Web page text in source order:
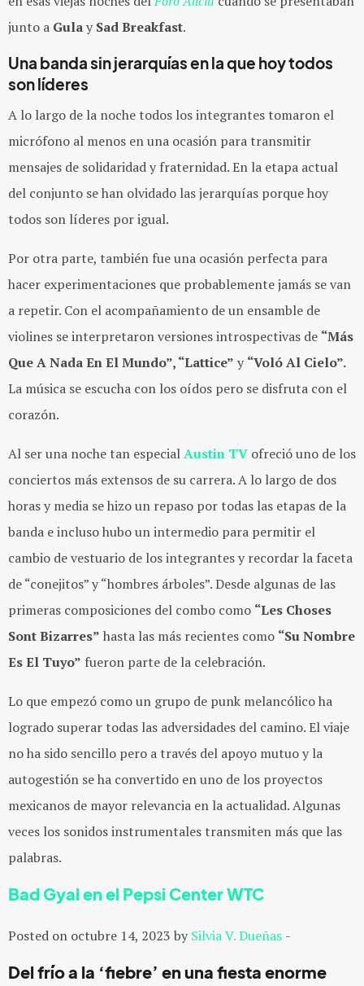
junto a Gulay Sad Breakfast.
Una banda sin jerarquías en la que hoy todos
son líderes
A lo largo de la noche todos los integrantes tomaron el
micrófono al menos en una ocasión para transmitir
mensajes de solidaridad y fraternidad. En la etapa actual
del conjunto se han olvidado las jerarquías porque hoy
todos son líderes por igual.
Por otra parte, también fue una ocasión perfecta para
hacer experimentaciones que probablemente jamás se van
a repetir. Con el acompañamiento de un ensamble de
violines se interpretaron versiones introspectivas de “Más
Que A Nada En El Mundo”, “Lattice” y “Voló Al Cielo”.
La música se escucha con los oídos pero se disfruta con el
corazón.
Al ser una noche tan especialAustin TV ofreció uno de los
conciertos más extensos de su carrera. A lo largo de dos
horas y media se hizo un repaso por todas las etapas de la
banda e incluso hubo un intermedio para permitir el
cambio de vestuario de los integrantes y recordar la faceta
de “conejitos” y “hombres árboles”. Desde algunas de las
primeras composiciones del combo como “Les Choses
Sont Bizarres” hasta las más recientes como “Su Nombre
Es El Tuyo” fueron parte de la celebración.
Lo que empezó como un grupo de punk melancólico ha
logrado superar todas las adversidades del camino. El viaje
no ha sido sencillo pero a través del apoyo mutuo y la
autogestión se ha convertido en uno de los proyectos
mexicanos de mayor relevancia en la actualidad. Algunas
veces los sonidos instrumentales transmiten más que las
palabras.
Bad Gyal en el Pepsi Center WTC
Posted on octubre 14, 2023 by Silvia V. Dueñas -
Del frío a la ‘fiebre’ en una fiesta enorme